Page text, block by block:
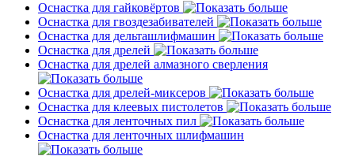
Оснастка для гайковёртов
Оснастка для гвоздезабивателей
Оснастка для дельташлифмашин
Оснастка для дрелей
Оснастка для дрелей алмазного сверления
Оснастка для дрелей-миксеров
Оснастка для клеевых пистолетов
Оснастка для ленточных пил
Оснастка для ленточных шлифмашин